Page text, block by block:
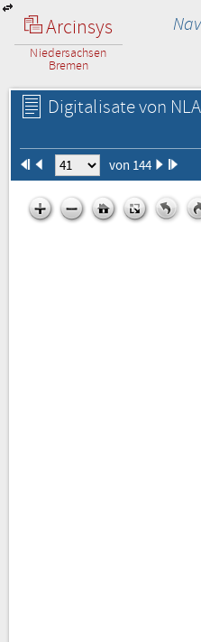
Arcinsys
Niedersachsen
Bremen
Digitalisate von
von 144